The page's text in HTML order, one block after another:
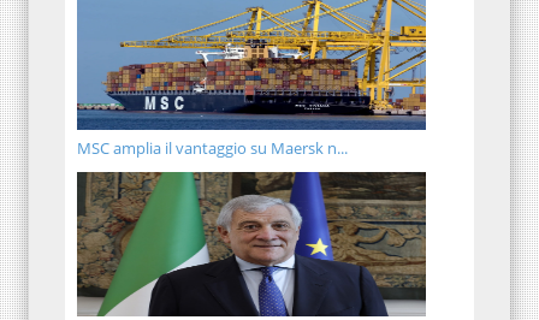
MSC amplia il vantaggio su Maersk n...